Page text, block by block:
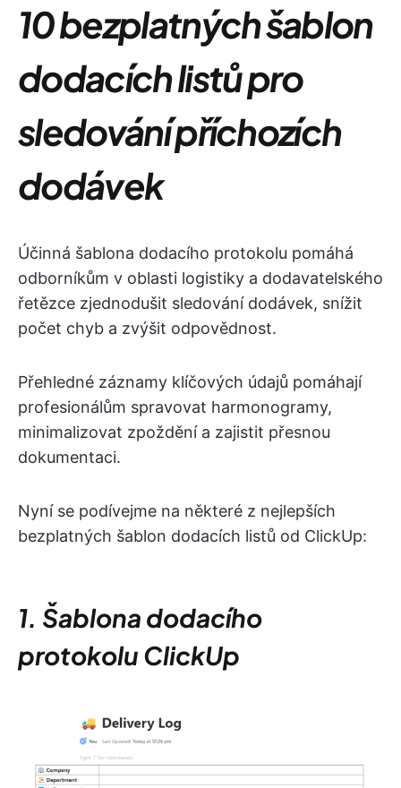
10 bezplatných šablon
dodacích listů pro
sledování příchozích
dodávek
Účinná šablona dodacího protokolu pomáhá
odborníkům v oblasti logistiky a dodavatelského
řetězce zjednodušit sledování dodávek, snížit
počet chyb a zvýšit odpovědnost.
Přehledné záznamy klíčových údajů pomáhají
profesionálům spravovat harmonogramy,
minimalizovat zpoždění a zajistit přesnou
dokumentaci.
Nyní se podívejme na některé z nejlepších
bezplatných šablon dodacích listů od ClickUp:
1. Šablona dodacího
protokolu ClickUp